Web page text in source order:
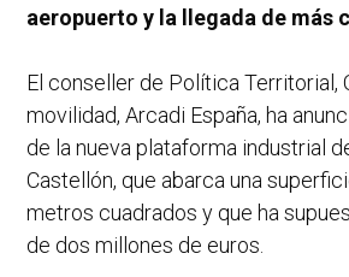
aeropuerto y la llegada de más
El conseller de Política Territorial,
movilidad, Arcadi España, ha
de la nueva plataforma industrial
Castellón, que abarca una
metros cuadrados y que ha
de dos millones de euros.